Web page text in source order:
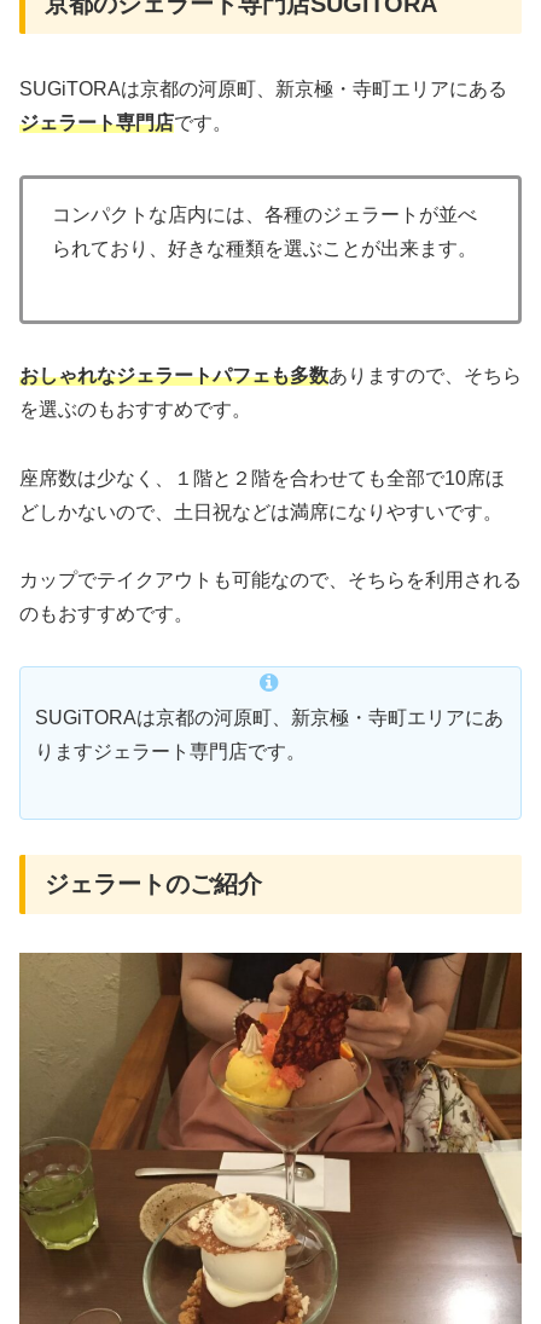
SUGiTORAは京都の河原町、新京極・寺町エリアにある
ジェラート専門店です。
コンパクトな店内には、各種のジェラートが並べ
られており、好きな種類を選ぶことが出来ます。
おしゃれなジェラートパフェも多数ありますので、そちら
を選ぶのもおすすめです。
座席数は少なく、１階と２階を合わせても全部で10席ほ
どしかないので、土日祝などは満席になりやすいです。
カップでテイクアウトも可能なので、そちらを利用される
のもおすすめです。
SUGiTORAは京都の河原町、新京極・寺町エリアにあ
りますジェラート専門店です。
ジェラートのご紹介